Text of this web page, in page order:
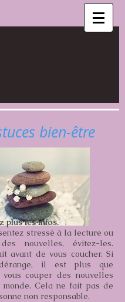
bien-être
plus les infos.
stressé à la lecture ou
nouvelles, évitez-les.
avant de vous coucher. Si
il est plus que
couper des nouvelles
monde. Cela ne fait pas de
non responsable.